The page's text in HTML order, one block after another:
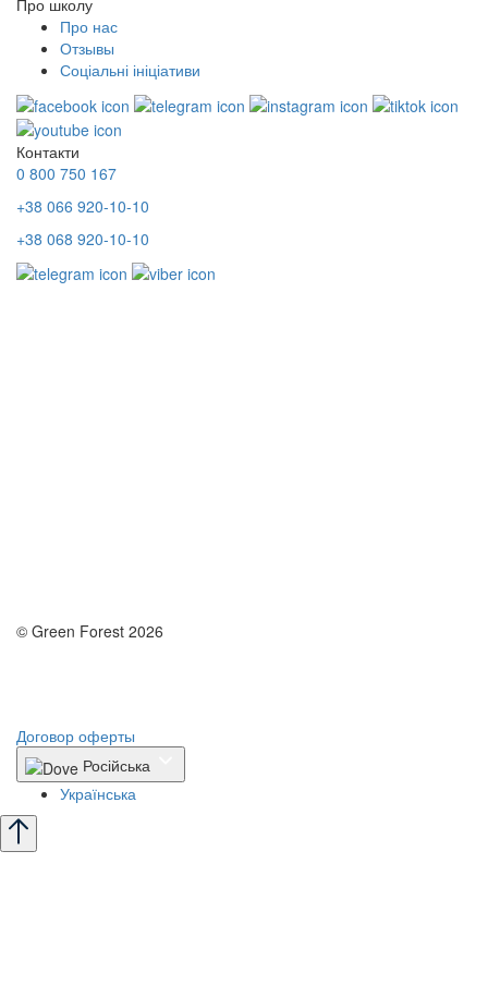
Про школу
Про нас
Отзывы
Соціальні ініціативи
Контакти
0 800 750 167
+38 066 920-10-10
+38 068 920-10-10
© Green Forest 2026
Договор оферты
Російська
Українська